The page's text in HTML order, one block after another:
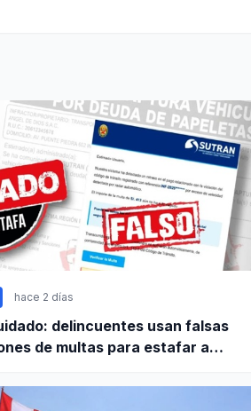
hace 2 días
delincuentes usan falsas
de multas para estafar a